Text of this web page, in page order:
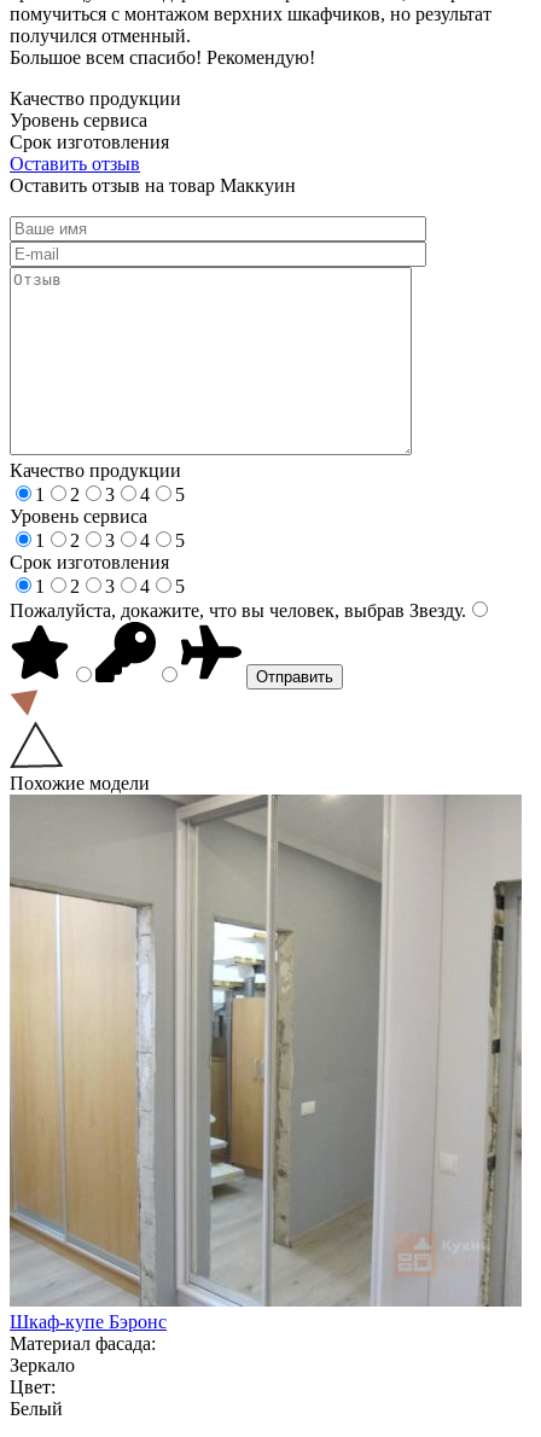
помучиться с монтажом верхних шкафчиков, но результат
получился отменный.
Большое всем спасибо! Рекомендую!
Качество продукции
Уровень сервиса
Срок изготовления
Оставить отзыв
Оставить отзыв на товар Маккуин
Качество продукции
1
2 3 4
5
Уровень сервиса
1
2 3 4
5
Срок изготовления
1
2 3 4
5
Пожалуйста, докажите, что вы человек, выбрав Звезду.
Похожие модели
Шкаф-купе Бэронс
Материал фасада:
Зеркало
Цвет:
Белый